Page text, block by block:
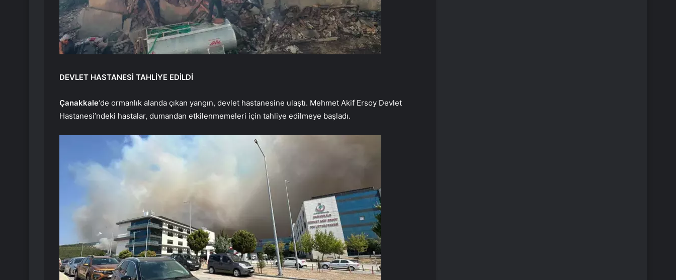
DEVLET HASTANESİ TAHLİYE EDİLDİ
Çanakkale‘de ormanlık alanda çıkan yangın, devlet hastanesine ulaştı. Mehmet Akif Ersoy Devlet
Hastanesi’ndeki hastalar, dumandan etkilenmemeleri için tahliye edilmeye başladı.